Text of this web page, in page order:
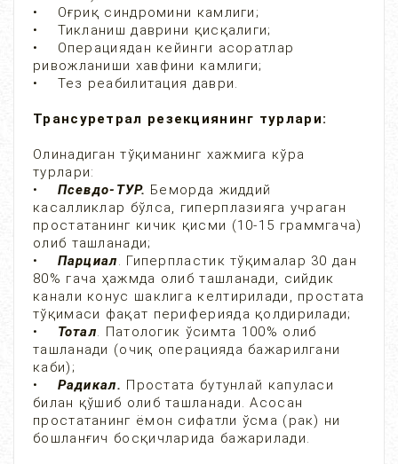
• Оғриқ синдромини камлиги;
• Тикланиш даврини қисқалиги;
• Операциядан кейинги асоратлар
ривожланиши хавфини камлиги;
• Тез реабилитация даври.
Трансуретрал резекциянинг турлари:
Олинадиган тўқиманинг хажмига кўра
турлари:
• Псевдо-ТУР. Беморда жиддий
касалликлар бўлса, гиперплазияга учраган
простатанинг кичик қисми (10-15 граммгача)
олиб ташланади;
• Парциал. Гиперпластик тўқималар 30 дан
80% гача ҳажмда олиб ташланади, сийдик
канали конус шаклига келтирилади, простата
тўқимаси фақат периферияда қолдирилади;
• Тотал. Патологик ўсимта 100% олиб
ташланади (очиқ операцияда бажарилгани
каби);
• Радикал. Простата бутунлай капуласи
билан қўшиб олиб ташланади. Асосан
простатанинг ёмон сифатли ўсма (рак) ни
бошланғич босқичларида бажарилади.